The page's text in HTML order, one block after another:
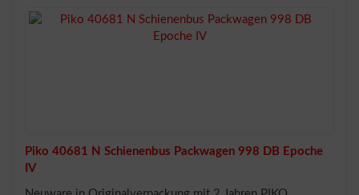
Piko 40681 N Schienenbus Packwagen 998 DB Epoche
IV